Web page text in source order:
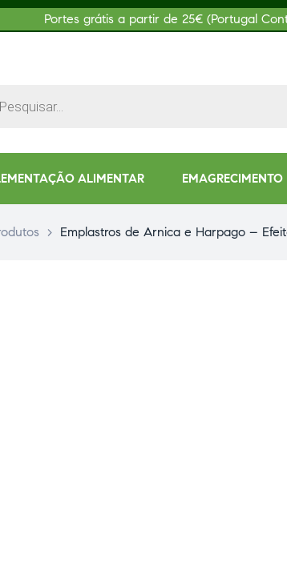
Portes grátis a partir de 25€ (Portugal
ALIMENTAR EMAGRECIMENTO
> Emplastros de Arnica e Harpago –